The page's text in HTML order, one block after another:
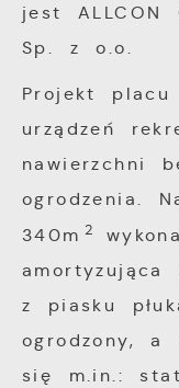
jest ALLCON
Sp. z o.o.
Projekt placu
urządzeń
nawierzchni
ogrodzenia.
340m 2
z piasku
ogrodzony, a
się m.in.:
gwarantuje
funkcji na
Cookies
informacji w
witryny
ocenę
względem ich
użytkowników.
przetwarzane
Wyrażenie
cookies
Dzięki
aktualności
Promocyjne
prezentowania
podstawie
Twoich
Więcej